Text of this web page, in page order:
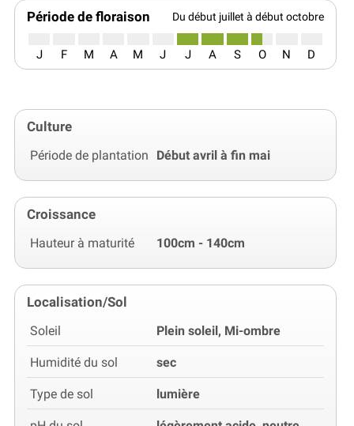
Période de floraison Du début juillet à début octobre
J F M A M J J A S O N D
Culture
Période de plantation Début avril à fin mai
Croissance
Hauteur à maturité 100cm - 140cm
Localisation/Sol
Soleil Plein soleil, Mi-ombre
Humidité du sol sec
Type de sol lumière